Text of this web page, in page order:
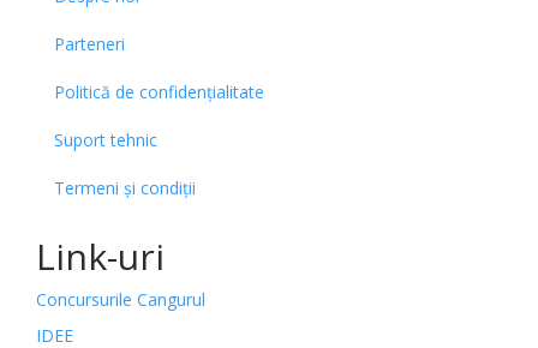
Parteneri
Politică de confidențialitate
Suport tehnic
Termeni și condiții
Link-uri
Concursurile Cangurul
IDEE